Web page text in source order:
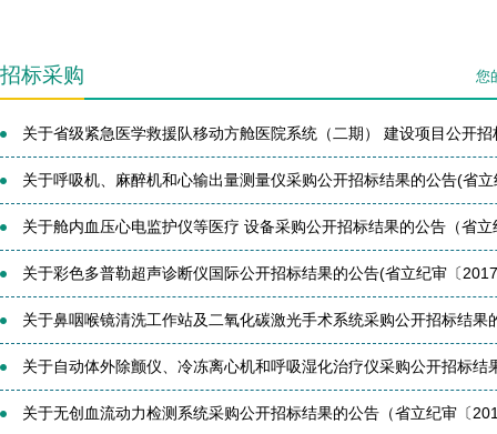
招标采购 您
关于省级紧急医学救援队移动方舱医院系统（二期） 建设项目公开招
关于呼吸机、麻醉机和心输出量测量仪采购公开招标结果的公告(省
关于舱内血压心电监护仪等医疗 设备采购公开招标结果的公告（省
关于彩色多普勒超声诊断仪国际公开招标结果的公告(省立纪审〔
关于鼻咽喉镜清洗工作站及二氧化碳激光手术系统采购公开招标结果
关于自动体外除颤仪、冷冻离心机和呼吸湿化治疗仪采购公开招标结
关于无创血流动力检测系统采购公开招标结果的公告（省立纪审〔